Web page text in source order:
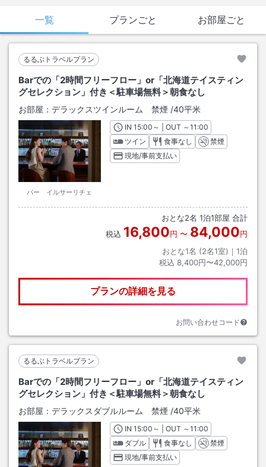
一覧 プランごと お部屋ごと
るるぶトラベルプラン
Barでの「2時間フリーフロー」or「北海道テイスティン
グセレクション」付き＜駐車場無料＞朝食なし
お部屋： デラックスツインルーム 禁煙 /40平米
バー イルサーリチェ
INチェックイン
15:00 ～ | OUT チェックアウト
～11:00
ツイン
食事なし
禁煙
現地/事前支払い
おとな2名 1泊1部屋 合計
税込 16,800円 〜 84,000円
おとな1名 (2名1室)｜ 1泊
税込 8,400円〜42,000円
プランの詳細を見る
お問い合わせコード
るるぶトラベルプラン
Barでの「2時間フリーフロー」or「北海道テイスティン
グセレクション」付き＜駐車場無料＞朝食なし
お部屋： デラックスダブルルーム 禁煙 /40平米
INチェックイン
15:00 ～ | OUT チェックアウト
～11:00
ダブル
食事なし
禁煙
現地/事前支払い